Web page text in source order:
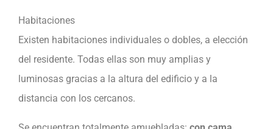
Habitaciones
Existen habitaciones individuales o dobles, a elección
del residente. Todas ellas son muy amplias y
luminosas gracias a la altura del edificio y a la
distancia con los cercanos.